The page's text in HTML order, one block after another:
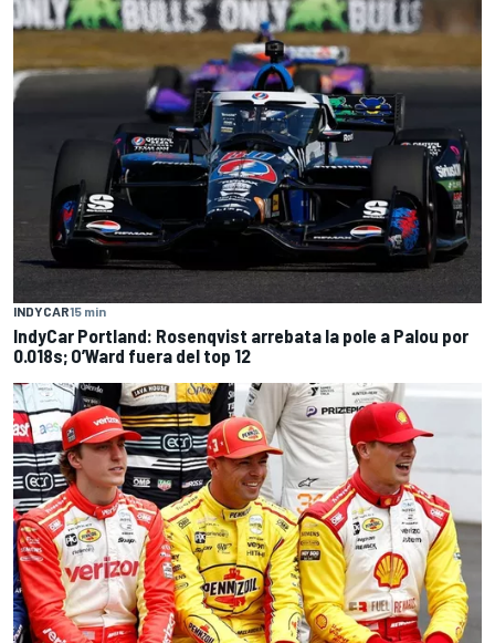
INDYCAR15 min
IndyCar Portland: Rosenqvist arrebata la pole a Palou por
0.018s; O’Ward fuera del top 12